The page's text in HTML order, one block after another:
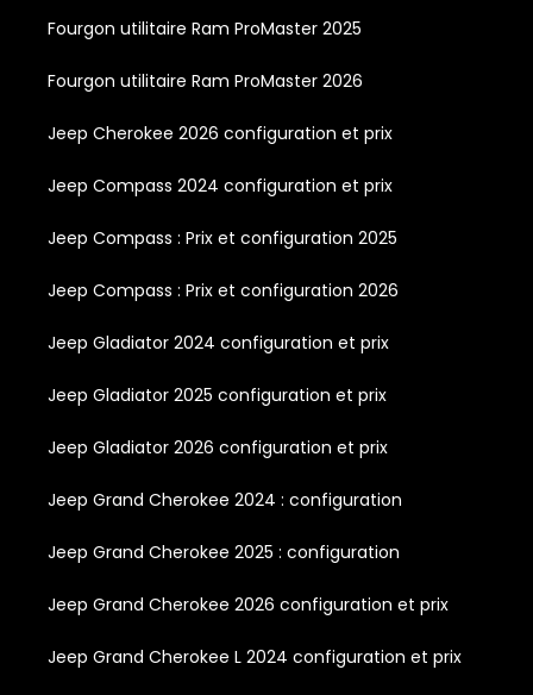
Fourgon utilitaire Ram ProMaster 2025
Fourgon utilitaire Ram ProMaster 2026
Jeep Cherokee 2026 configuration et prix
Jeep Compass 2024 configuration et prix
Jeep Compass : Prix et configuration 2025
Jeep Compass : Prix et configuration 2026
Jeep Gladiator 2024 configuration et prix
Jeep Gladiator 2025 configuration et prix
Jeep Gladiator 2026 configuration et prix
Jeep Grand Cherokee 2024 : configuration
Jeep Grand Cherokee 2025 : configuration
Jeep Grand Cherokee 2026 configuration et prix
Jeep Grand Cherokee L 2024 configuration et prix